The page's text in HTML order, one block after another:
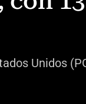
Unidos